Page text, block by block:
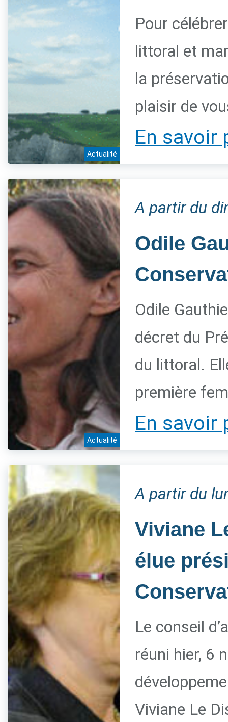
Actualité
Pour
littoral et
la
plaisir de
En savoir
Actualité
A partir du
Odile
Odile
décret du
du littoral.
première
En savoir
A partir du
Viviane
élue
Le conseil
réuni hier, 6
Viviane Le